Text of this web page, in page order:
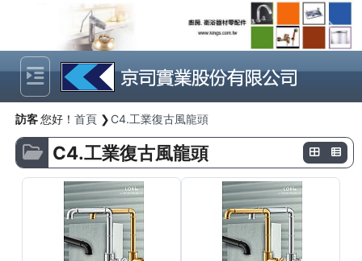
Previous Next
訪客您好！ 首頁 C4.工業復古風龍頭
C4.工業復古風龍頭